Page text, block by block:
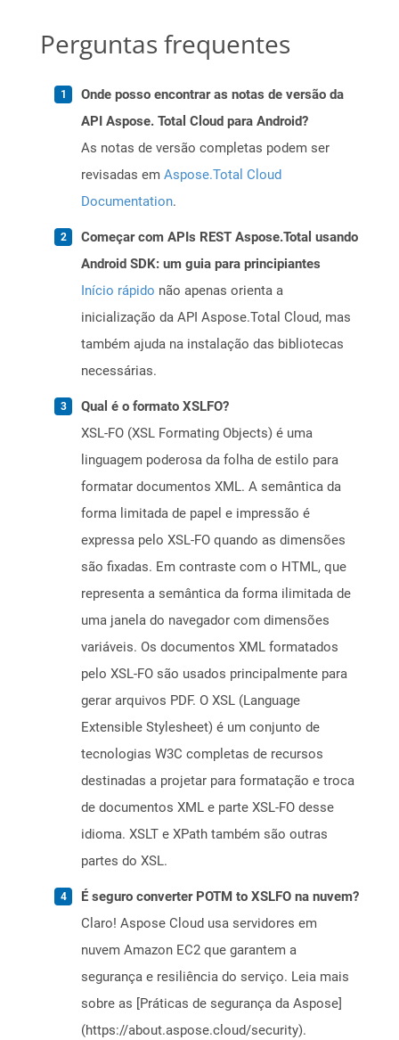
Perguntas frequentes
Onde posso encontrar as notas de versão da
API Aspose. Total Cloud para Android?
As notas de versão completas podem ser
revisadas em Aspose.Total Cloud
Documentation.
Começar com APIs REST Aspose.Total usando
Android SDK: um guia para principiantes
Início rápido não apenas orienta a
inicialização da API Aspose.Total Cloud, mas
também ajuda na instalação das bibliotecas
necessárias.
Qual é o formato XSLFO?
XSL-FO (XSL Formating Objects) é uma
linguagem poderosa da folha de estilo para
formatar documentos XML. A semântica da
forma limitada de papel e impressão é
expressa pelo XSL-FO quando as dimensões
são fixadas. Em contraste com o HTML, que
representa a semântica da forma ilimitada de
uma janela do navegador com dimensões
variáveis. Os documentos XML formatados
pelo XSL-FO são usados ​​principalmente para
gerar arquivos PDF. O XSL (Language
Extensible Stylesheet) é um conjunto de
tecnologias W3C completas de recursos
destinadas a projetar para formatação e troca
de documentos XML e parte XSL-FO desse
idioma. XSLT e XPath também são outras
partes do XSL.
É seguro converter POTM to XSLFO na nuvem?
Claro! Aspose Cloud usa servidores em
nuvem Amazon EC2 que garantem a
segurança e resiliência do serviço. Leia mais
sobre as [Práticas de segurança da Aspose]
(https://about.aspose.cloud/security).